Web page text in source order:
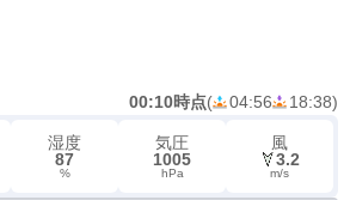
00:10時点( 04:56 18:38)
湿度
87
%
気圧
1005
hPa
風
3.2
m/s